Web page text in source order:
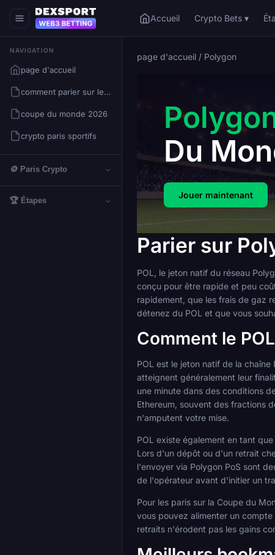
Accueil Crypto Bets ▾
NAVIGATION
page d'accueil
comment parier sur les cryptomonnaies
coupe du monde 2026
crypto paris sportifs
🪙 Paris Crypto
🏆 Étapes
page d'accueil / Polygon
Du
Jouer maintenant
Parier sur
POL, le jeton natif du réseau
conçu pour être rapide et peu
rapidement, que les frais de gaz
détenez du POL et que vous
Comment le
POL est le jeton natif de la
atteignent généralement leur
une minute dans des conditions
Ethereum, souvent des fractions
n'amputent votre mise.
POL existe également en tant
Lors d'un dépôt ou d'un retrait
l'envoyer via Polygon PoS sont
de l'opérateur avant d'initier un
Pour les paris sur la Coupe du
vous pouvez alimenter un
retraits n'érodent pas les gains